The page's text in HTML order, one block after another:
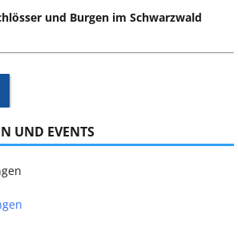
und Burgen im Schwarzwald
UND EVENTS